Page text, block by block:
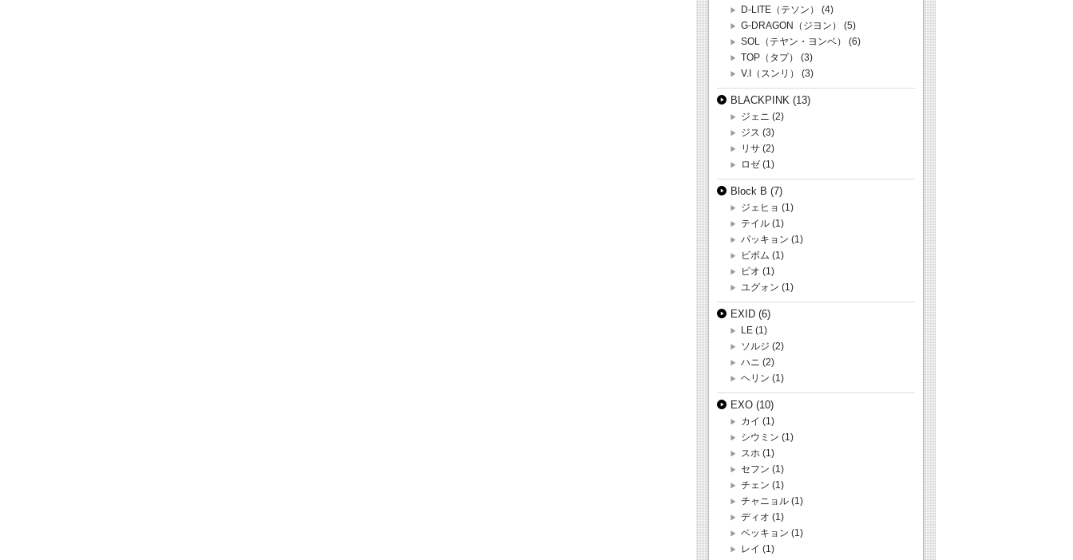
D-LITE（テソン）
(4)
G-DRAGON（ジヨン）
(5)
SOL（テヤン・ヨンベ）
(6)
TOP（タプ）
(3)
V.I（スンリ）
(3)
BLACKPINK (13)
ジェニ (2)
ジス (3)
リサ (2)
ロゼ (1)
Block B (7)
ジェヒョ (1)
テイル (1)
パッキョン (1)
ビボム (1)
ピオ (1)
ユグォン (1)
EXID (6)
LE (1)
ソルジ (2)
ハニ (2)
ヘリン (1)
EXO (10)
カイ (1)
シウミン (1)
スホ (1)
セフン (1)
チェン (1)
チャニョル (1)
ディオ (1)
ベッキョン (1)
レイ (1)